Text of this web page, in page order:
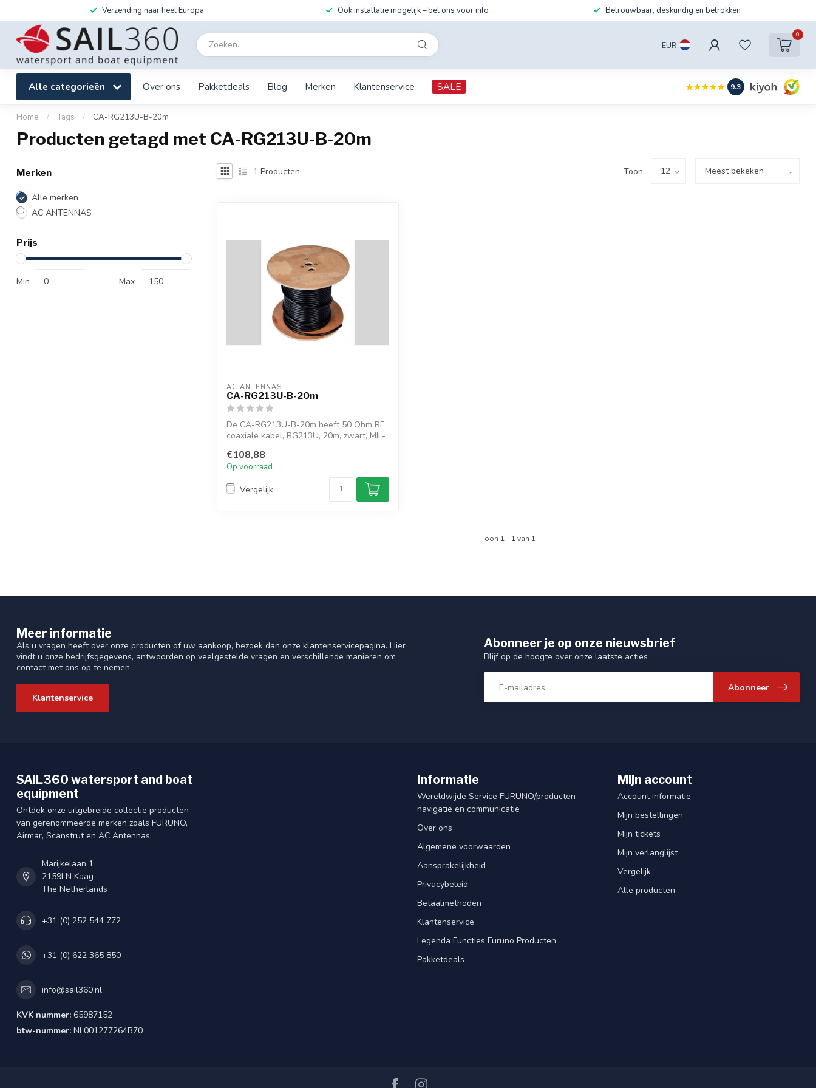
Verzending naar heel Europa Ook installatie mogelijk – bel ons voor info Betrouwbaar, deskundig en betrokken
EUR
0
Alle categorieën Over ons Pakketdeals Blog Merken Klantenservice SALE 9.3
Home / Tags / CA-RG213U-B-20m
Producten getagd met CA-RG213U-B-20m
Merken
Alle merken
AC ANTENNAS
Prijs
Min Max
1 Producten Toon:
AC ANTENNAS
CA-RG213U-B-20m
De CA-RG213U-B-20m heeft 50 Ohm RF
coaxiale kabel, RG213U, 20m, zwart, MIL-
€108,88
Op voorraad
Vergelijk
Toon 1 - 1van 1
Meer informatie
Als u vragen heeft over onze producten of uw aankoop, bezoek dan onze klantenservicepagina. Hier
vindt u onze bedrijfsgegevens, antwoorden op veelgestelde vragen en verschillende manieren om
contact met ons op te nemen.
Klantenservice
Abonneer je op onze nieuwsbrief
Blijf op de hoogte over onze laatste acties
Abonneer
SAIL360 watersport and boat
equipment
Ontdek onze uitgebreide collectie producten
van gerenommeerde merken zoals FURUNO,
Airmar, Scanstrut en AC Antennas.
Marijkelaan 1
2159LN Kaag
The Netherlands
+31 (0) 252 544 772
+31 (0) 622 365 850
info@sail360.nl
KVK nummer: 65987152
btw-nummer: NL001277264B70
Informatie
Wereldwijde Service FURUNO/producten
navigatie en communicatie
Over ons
Algemene voorwaarden
Aansprakelijkheid
Privacybeleid
Betaalmethoden
Klantenservice
Legenda Functies Furuno Producten
Pakketdeals
Mijn account
Account informatie
Mijn bestellingen
Mijn tickets
Mijn verlanglijst
Vergelijk
Alle producten